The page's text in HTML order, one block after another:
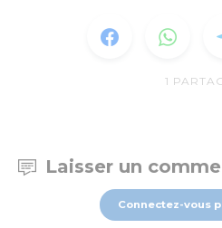
1
Laisser un
Connectez-vous